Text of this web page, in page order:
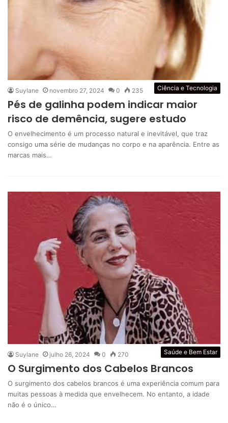
Ciência e Tecnologia
Suylane novembro 27, 2024 0 235
Pés de galinha podem indicar maior
risco de demência, sugere estudo
O envelhecimento é um processo natural e inevitável, que traz
consigo uma série de mudanças no corpo e na aparência. Entre as
marcas mais…
Saúde e Bem Estar
Suylane julho 26, 2024 0 270
O Surgimento dos Cabelos Brancos
O surgimento dos cabelos brancos é uma experiência comum para
muitas pessoas à medida que envelhecem. No entanto, a idade
não é o único…